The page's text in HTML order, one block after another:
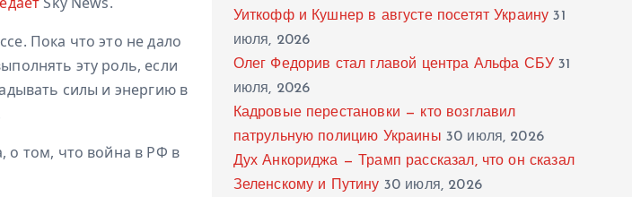
Пока что это не дало
эту роль, если
силы и энергию в
о том, что война в РФ в
Уиткофф и Кушнер в августе посетят Украину 31
июля, 2026
Олег Федорив стал главой центра Альфа СБУ 31
июля, 2026
Кадровые перестановки — кто возглавил
патрульную полицию Украины 30 июля, 2026
Дух Анкориджа — Трамп рассказал, что он сказал
Зеленскому и Путину 30 июля, 2026